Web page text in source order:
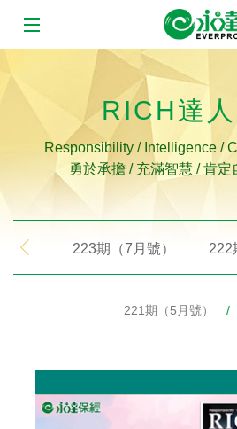
業務發展
MDRT
新聞中心
公益活動
網站連結
聯絡我們
223期（7月號） 222
RICH達
Responsibility / Intelligence /
勇於承擔 / 充滿智慧 / 肯定
221期（5月號） /